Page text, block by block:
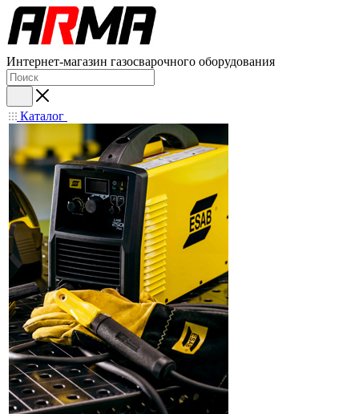
Интернет-магазин газосварочного оборудования
Каталог